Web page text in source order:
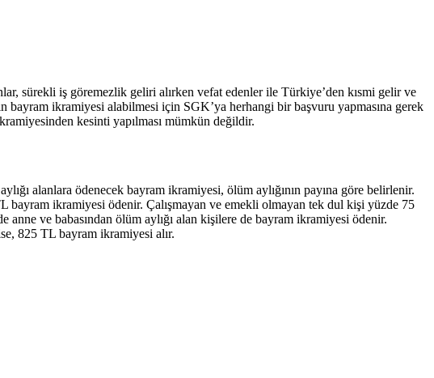
sürekli iş göremezlik geliri alırken vefat edenler ile Türkiye’den kısmi gelir ve
bayram ikramiyesi alabilmesi için SGK’ya herhangi bir başvuru yapmasına gerek
kesinti yapılması mümkün değildir.
alanlara ödenecek bayram ikramiyesi, ölüm aylığının payına göre belirlenir.
bayram ikramiyesi ödenir. Çalışmayan ve emekli olmayan tek dul kişi yüzde 75
anne ve babasından ölüm aylığı alan kişilere de bayram ikramiyesi ödenir.
825 TL bayram ikramiyesi alır.